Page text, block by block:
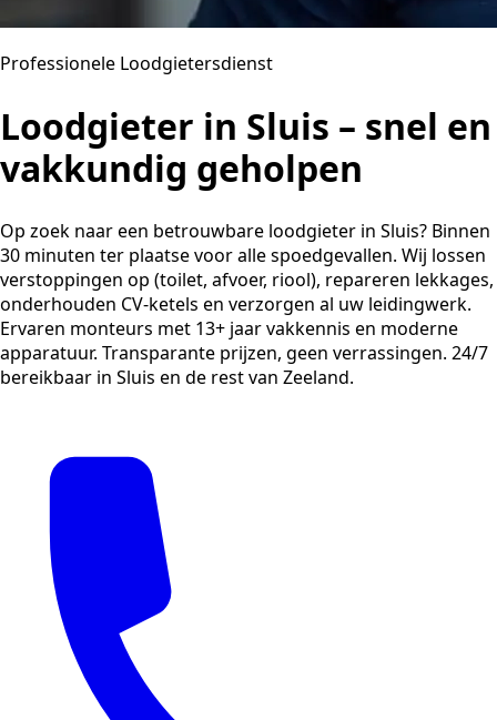
Professionele Loodgietersdienst
Loodgieter in Sluis – snel en
vakkundig geholpen
Op zoek naar een betrouwbare loodgieter in Sluis? Binnen
30 minuten ter plaatse voor alle spoedgevallen. Wij lossen
verstoppingen op (toilet, afvoer, riool), repareren lekkages,
onderhouden CV-ketels en verzorgen al uw leidingwerk.
Ervaren monteurs met 13+ jaar vakkennis en moderne
apparatuur. Transparante prijzen, geen verrassingen. 24/7
bereikbaar in Sluis en de rest van Zeeland.